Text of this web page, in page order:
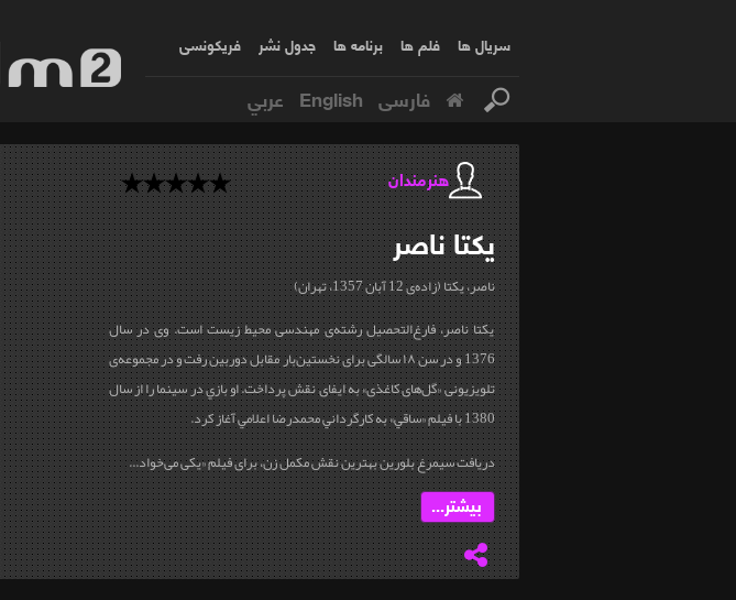
سریال ها فلم ها برنامه ها جدول نشر فریکونسی
فارسی English عربي
هنرمندان
یکتاناصر
ناصر، یکتا (زاده‌ی 12 آبان 1357، تهران)
یکتا ناصر، فارغ‌التحصیل رشته‌ی مهندسی محیط زیست است. وی در سال
1376 و در سن ۱۸ سالگی برای نخستین‌بار مقابل دوربین رفت و در مجموعه‌ی
تلویزیونی «گل‌های کاغذی» به ایفای نقش پرداخت. او بازي در سينما را از سال
1380 با فیلم «ساقي» به كارگرداني محمدرضا اعلامي آغاز کرد.
دریافت سیمرغ بلورین بهترین نقش مکمل زن، برای فیلم «یکی می‌خواد...
بیشتر...